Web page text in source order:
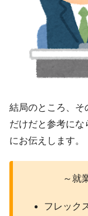
結局のところ、
だけだと参考に
にお伝えします。
～就
フレック